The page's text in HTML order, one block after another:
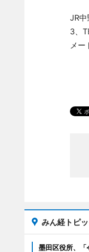
JR
3、
メー
みん経トピ
墨田区役所、